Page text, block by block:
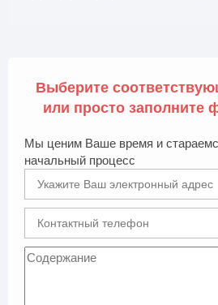
Выберите
или просто заполните
Мы ценим Ваше время и
начальный процесс